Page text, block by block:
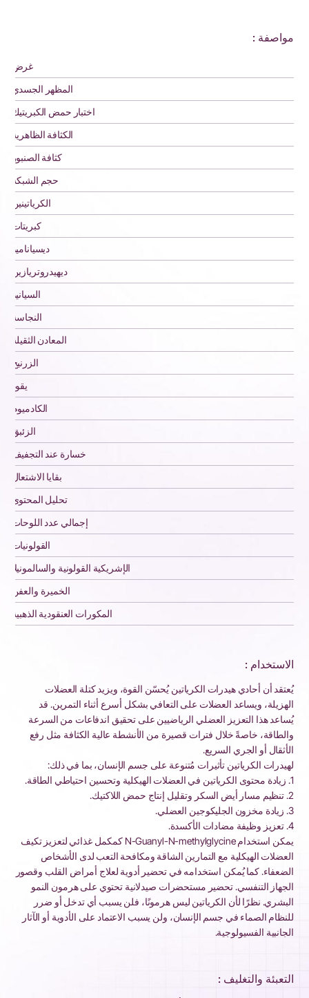
مواصفة :
غرض
المظهر الجسدي
اختبار حمض الكبريتيك
الكثافة الظاهرية
كثافة الصنبور
حجم الشبكة
الكرياتينين
كبريتات
ديسياناميد
ديهيدروتريازين
السيانيد
النجاسة
المعادن الثقيلة
الزرنيخ
يقود
الكادميوم
الزئبق
خسارة عند التجفيف
بقايا الاشتعال
تحليل المحتوى
إجمالي عدد اللوحات
القولونيات
الإشريكية القولونية والسالمونيلا
الخميرة والعفن
المكورات العنقودية الذهبية
الاستخدام :
يُعتقد أن أحادي هيدرات الكرياتين يُحسّن القوة، ويزيد كتلة العضلات
الهزيلة، ويساعد العضلات على التعافي بشكل أسرع أثناء التمرين. قد
يُساعد هذا التعزيز العضلي الرياضيين على تحقيق اندفاعات من السرعة
والطاقة، خاصةً خلال فترات قصيرة من الأنشطة عالية الكثافة مثل رفع
الأثقال أو الجري السريع.
لهيدرات الكرياتين تأثيرات مُتنوعة على جسم الإنسان، بما في ذلك:
1. زيادة محتوى الكرياتين في العضلات الهيكلية وتحسين احتياطي الطاقة.
2. تنظيم مسار أيض السكر وتقليل إنتاج حمض اللاكتيك.
3. زيادة مخزون الجليكوجين العضلي.
4. تعزيز وظيفة مضادات الأكسدة.
يمكن استخدام N-Guanyl-N-methylglycine كمكمل غذائي لتعزيز تكيف
العضلات الهيكلية مع التمارين الشاقة ومكافحة التعب لدى الأشخاص
الضعفاء. كما يُمكن استخدامه في تحضير أدوية لعلاج أمراض القلب وقصور
الجهاز التنفسي. تحضير مستحضرات صيدلانية تحتوي على هرمون النمو
البشري. نظرًا لأن الكرياتين ليس هرمونًا، فلن يسبب أي تدخل أو ضرر
للنظام الصماء في جسم الإنسان، ولن يسبب الاعتماد على الأدوية أو الآثار
الجانبية الفسيولوجية.
التعبئة والتغليف :